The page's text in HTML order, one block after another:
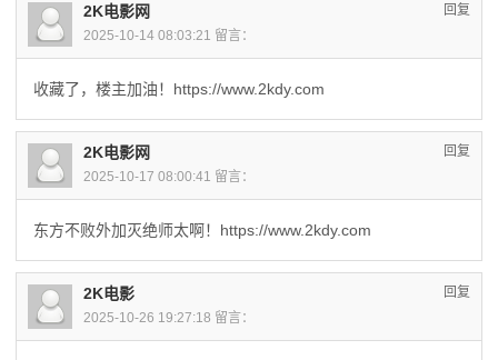
2K电影网
2025-10-14 08:03:21 留言：
回复
收藏了，楼主加油！https://www.2kdy.com
2K电影网
2025-10-17 08:00:41 留言：
回复
东方不败外加灭绝师太啊！https://www.2kdy.com
2K电影
2025-10-26 19:27:18 留言：
回复